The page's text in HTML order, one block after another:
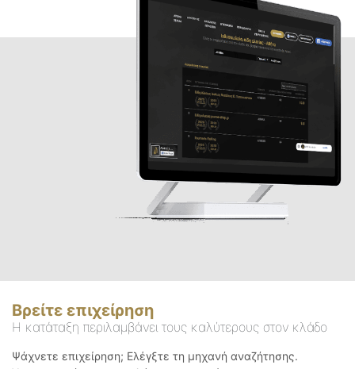
Βρείτε επιχείρηση
Η κατάταξη περιλαμβάνει τους καλύτερους στον κλάδο
Ψάχνετε επιχείρηση; Ελέγξτε τη μηχανή αναζήτησης.